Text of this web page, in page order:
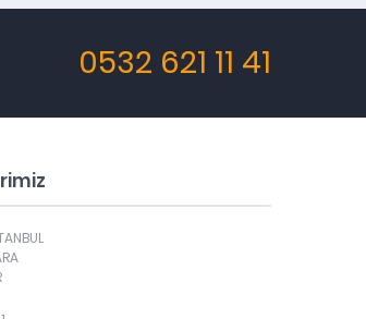
0532 621 11 41